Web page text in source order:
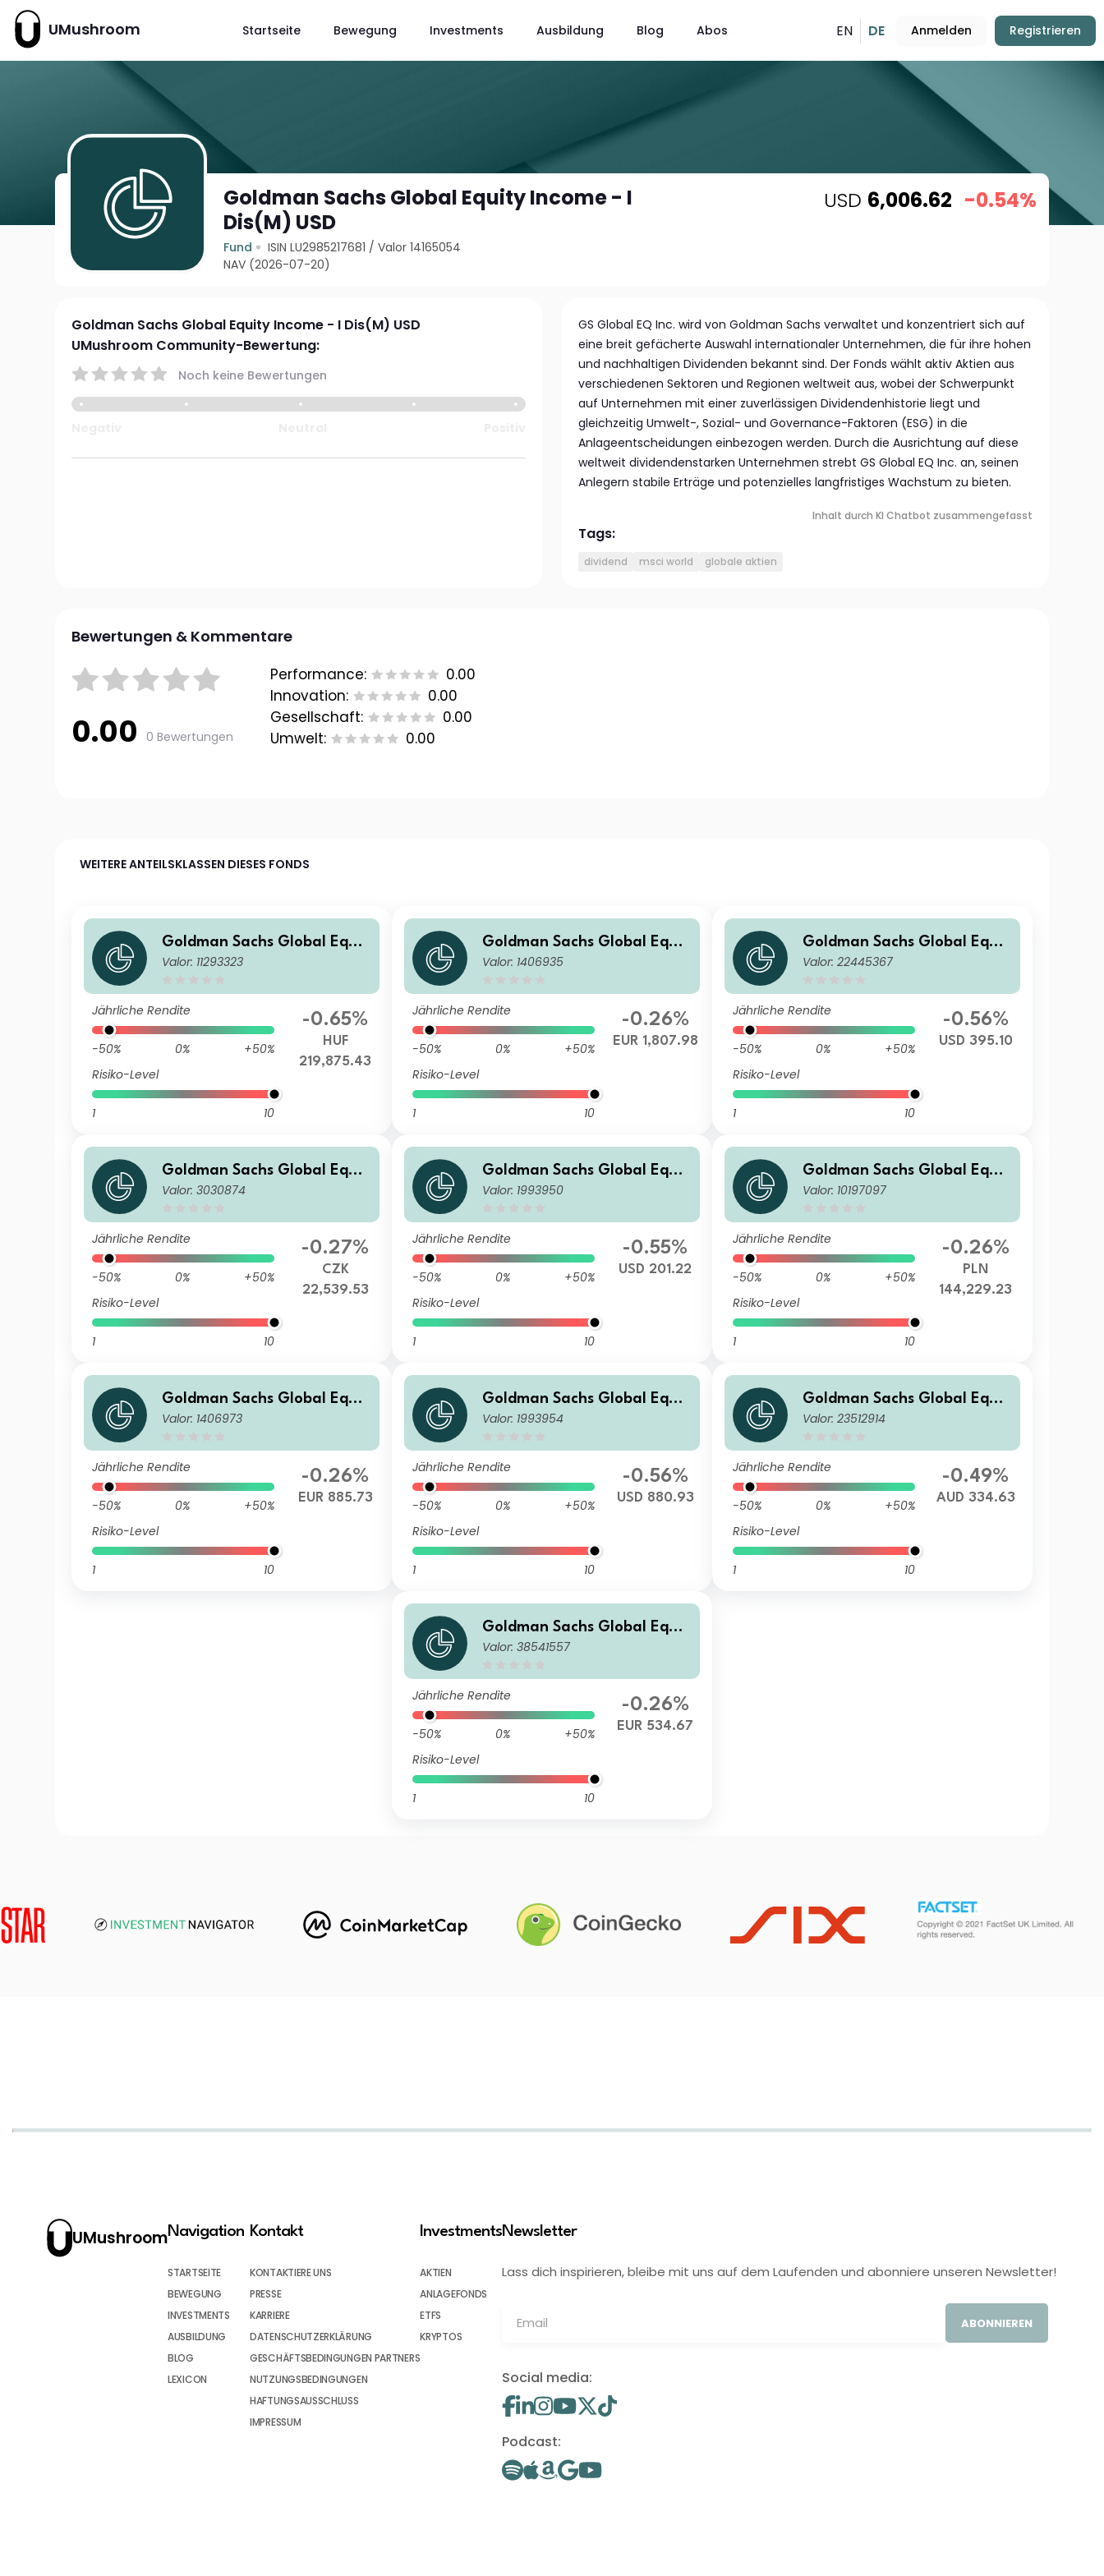
UMushroom Startseite Bewegung Investments Ausbildung Blog Abos EN DE Anmelden Registrieren
Goldman Sachs Global Equity Income - I
Dis(M) USD
Fund ISIN LU2985217681 /Valor 14165054
NAV (2026-07-20)
USD 6,006.62 -0.54%
Goldman Sachs Global Equity Income - I Dis(M) USD
UMushroom Community-Bewertung:
Noch keine Bewertungen
GS Global EQ Inc. wird von Goldman Sachs verwaltet und konzentriert sich auf
eine breit gefächerte Auswahl internationaler Unternehmen, die für ihre hohen
und nachhaltigen Dividenden bekannt sind. Der Fonds wählt aktiv Aktien aus
verschiedenen Sektoren und Regionen weltweit aus, wobei der Schwerpunkt
auf Unternehmen mit einer zuverlässigen Dividendenhistorie liegt und
gleichzeitig Umwelt-, Sozial- und Governance-Faktoren (ESG) in die
Anlageentscheidungen einbezogen werden. Durch die Ausrichtung auf diese
weltweit dividendenstarken Unternehmen strebt GS Global EQ Inc. an, seinen
Anlegern stabile Erträge und potenzielles langfristiges Wachstum zu bieten.
Inhalt durch KI Chatbot zusammengefasst
Tags:
dividend msci world globale aktien
Bewertungen & Kommentare
0.00 0 Bewertungen
Performance:
0.00
Innovation:
0.00
Gesellschaft:
0.00
Umwelt:
0.00
WEITERE ANTEILSKLASSEN DIESES FONDS
Goldman Sachs Global Equit
y Income - X Cap HUF
Valor: 11293323
Jährliche Rendite
-50% 0%
+50%
Risiko-Level
1 10
-0.65%
HUF
219,875.43
Goldman Sachs Global Equit
y Income - P Dis EUR
Valor: 1406935
Jährliche Rendite
-50% 0%
+50%
Risiko-Level
1 10
-0.26%
EUR 1,807.98
Goldman Sachs Global Equit
y Income - X Dis(M) USD
Valor: 22445367
Jährliche Rendite
-50% 0%
+50%
Risiko-Level
1 10
-0.56%
USD 395.10
Goldman Sachs Global Equit
y Income - X Cap CZK (hedg
Valor: 3030874
Jährliche Rendite
-50% 0%
+50%
Risiko-Level
1 10
-0.27%
CZK
22,539.53
Goldman Sachs Global Equit
y Income - P Dis(Q) USD
Valor: 1993950
Jährliche Rendite
-50% 0%
+50%
Risiko-Level
1 10
-0.55%
USD 201.22
Goldman Sachs Global Equit
y Income - I Cap PLN (hedge
Valor: 10197097
Jährliche Rendite
-50% 0%
+50%
Risiko-Level
1 10
-0.26%
PLN
144,229.23
Goldman Sachs Global Equit
y Income - P Cap EUR
Valor: 1406973
Jährliche Rendite
-50% 0%
+50%
Risiko-Level
1 10
-0.26%
EUR 885.73
Goldman Sachs Global Equit
y Income - X Cap USD
Valor: 1993954
Jährliche Rendite
-50% 0%
+50%
Risiko-Level
1 10
-0.56%
USD 880.93
Goldman Sachs Global Equit
y Income - Y Dis(M) AUD (hed
Valor: 23512914
Jährliche Rendite
-50% 0%
+50%
Risiko-Level
1 10
-0.49%
AUD 334.63
Goldman Sachs Global Equit
y Income - R Cap EUR
Valor: 38541557
Jährliche Rendite
-50% 0%
+50%
Risiko-Level
1 10
-0.26%
EUR 534.67
UMushroomNavigation
STARTSEITE
BEWEGUNG
INVESTMENTS
AUSBILDUNG
BLOG
LEXICON
Kontakt
KONTAKTIERE UNS
PRESSE
KARRIERE
DATENSCHUTZERKLÄRUNG
GESCHÄFTSBEDINGUNGEN PARTNERS
NUTZUNGSBEDINGUNGEN
HAFTUNGSAUSSCHLUSS
IMPRESSUM
Investments
AKTIEN
ANLAGEFONDS
ETFS
KRYPTOS
Newsletter
Lass dich inspirieren, bleibe mit uns auf dem Laufenden und abonniere unseren Newsletter!
ABONNIEREN
Social media:
Podcast: